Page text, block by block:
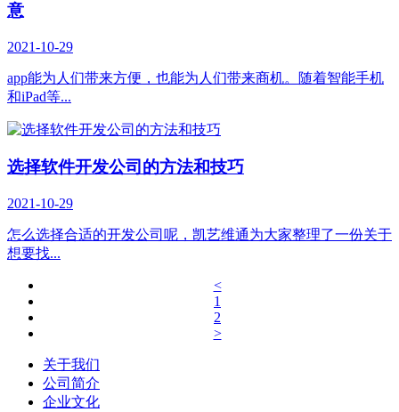
意
2021-10-29
app能为人们带来方便，也能为人们带来商机。随着智能手机
和iPad等...
选择软件开发公司的方法和技巧
2021-10-29
怎么选择合适的开发公司呢，凯艺维通为大家整理了一份关于
想要找...
<
1
2
>
关于我们
公司简介
企业文化